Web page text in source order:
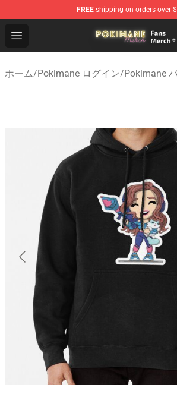
FREE shipping on orders over
Open menu
Pokimane Store - Official
ホーム/Pokimane ログイン/Pokimane